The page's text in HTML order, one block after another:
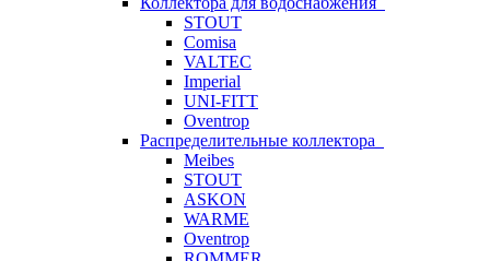
STOUT
Comisa
VALTEC
Imperial
UNI-FITT
Oventrop
Распределительные коллектора
Meibes
STOUT
ASKON
WARME
Oventrop